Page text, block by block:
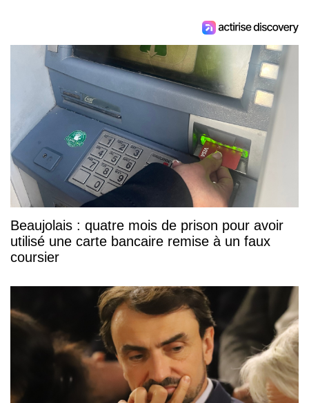
Beaujolais : quatre mois de prison pour avoir
utilisé une carte bancaire remise à un faux
coursier